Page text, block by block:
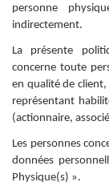
personne
indirectement.
La présente
concerne toute
en qualité de client,
représentant
(actionnaire,
Les personnes
données
Physique(s) ».